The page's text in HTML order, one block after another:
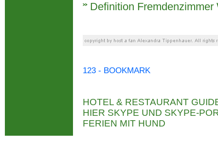
Definition Fremdenzimmer
123 - BOOKMARK
HOTEL & RESTAURANT
HIER SKYPE UND SKYPE-
FERIEN MIT HUND